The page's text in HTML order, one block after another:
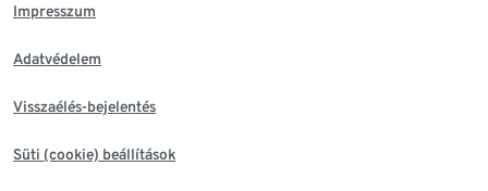
Impresszum
Adatvédelem
Visszaélés-bejelentés
Süti (cookie) beállítások